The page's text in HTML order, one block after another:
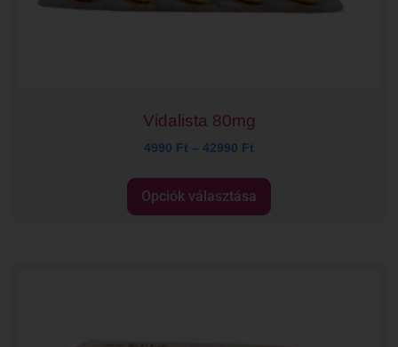
Vidalista 80mg
4990 Ft – 42990 Ft
Opciók választása